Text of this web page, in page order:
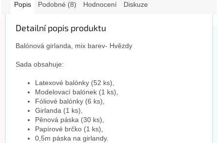
Popis Podobné (8) Hodnocení Diskuze
Detailní popis produktu
Balónová girlanda, mix barev- Hvězdy
Sada obsahuje:
Latexové balónky (52 ks),
Modelovací balónek (1 ks),
Fóliové balónky (6 ks),
Girlanda (1 ks),
Pěnová páska (30 ks),
Papírové brčko (1 ks),
0,5m páska na girlandy.